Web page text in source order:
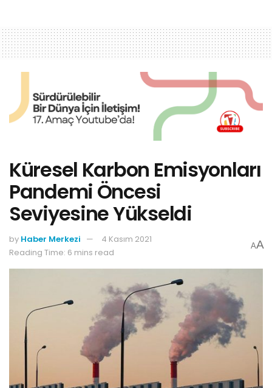
Küresel Karbon Emisyonları
Pandemi Öncesi
Seviyesine Yükseldi
by Haber Merkezi
4 Kasım 2021
Reading Time: 6 mins read
AA